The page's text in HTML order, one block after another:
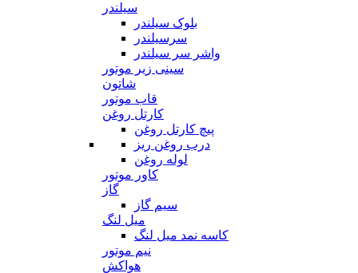
سیلندر
بلوک سیلندر
سرسیلندر
واشر سر سیلندر
سینی زیر موتور
شاتون
قاب موتور
کارتل روغن
پیچ کارتل روغن
درب روغن ریز
لوله روغن
کاور موتور
گاز
سیم گاز
میل لنگ
کاسه نمد میل لنگ
نیم موتور
هواکش